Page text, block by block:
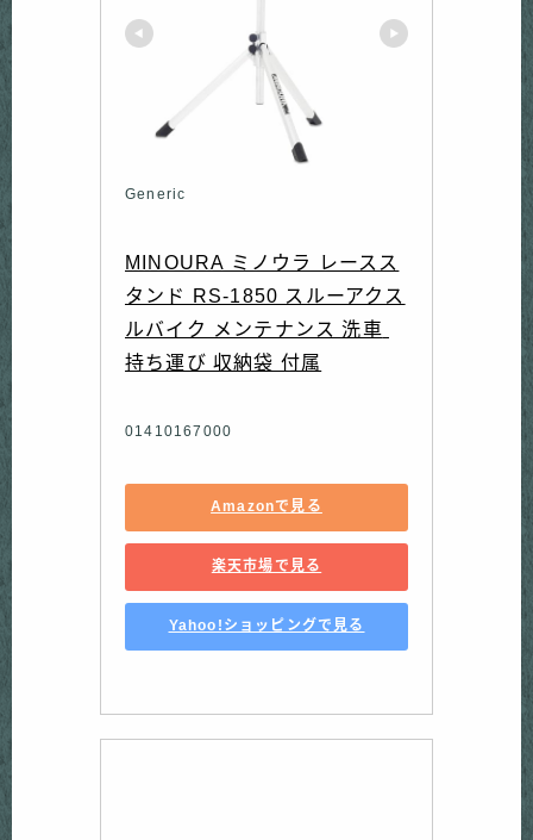
Generic
MINOURA ミノウラ レースス
タンド RS-1850 スルーアクス
ルバイク メンテナンス 洗車
持ち運び 収納袋 付属
01410167000
Amazonで見る
楽天市場で見る
Yahoo!ショッピングで見る